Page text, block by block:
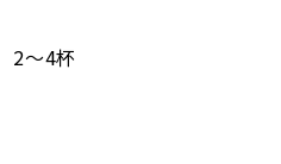
2～4杯